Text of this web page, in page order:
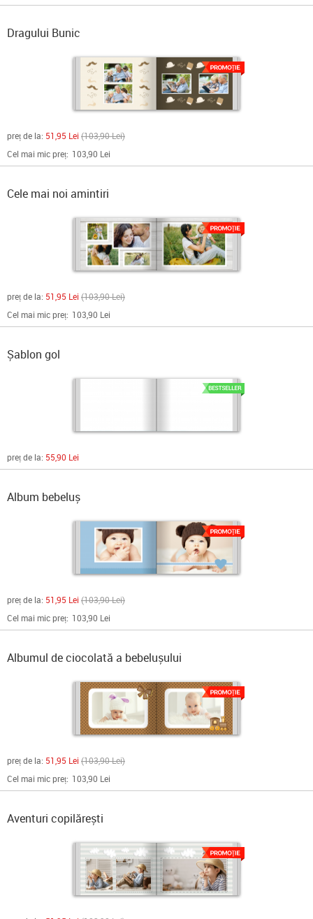
Dragului Bunic
preț de la: 51,95 Lei 103,90 Lei
Cel mai mic preț: 103,90 Lei
Cele mai noi amintiri
preț de la: 51,95 Lei 103,90 Lei
Cel mai mic preț: 103,90 Lei
Șablon gol
preț de la: 55,90 Lei
Album bebeluș
preț de la: 51,95 Lei 103,90 Lei
Cel mai mic preț: 103,90 Lei
Albumul de ciocolată a bebelușului
preț de la: 51,95 Lei 103,90 Lei
Cel mai mic preț: 103,90 Lei
Aventuri copilărești